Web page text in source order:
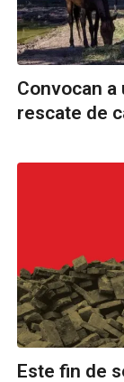
Convocan a
rescate de
Este fin de